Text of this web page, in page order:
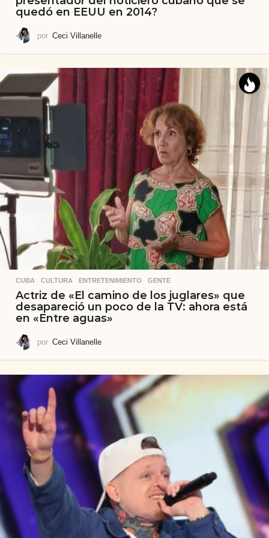
quedó en EEUU en 2014?
por Ceci Villanelle
CUBA ,CULTURA ,ENTRETENIMIENTO ,GENTE
Actriz de «El camino de los juglares» que
desapareció un poco de la TV: ahora está
en «Entre aguas»
por Ceci Villanelle